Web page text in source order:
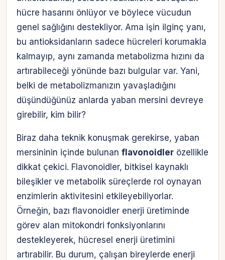
hücre hasarını önlüyor ve böylece vücudun
genel sağlığını destekliyor. Ama işin ilginç yanı,
bu antioksidanların sadece hücreleri korumakla
kalmayıp, aynı zamanda metabolizma hızını da
artırabileceği yönünde bazı bulgular var. Yani,
belki de metabolizmanızın yavaşladığını
düşündüğünüz anlarda yaban mersini devreye
girebilir, kim bilir?
Biraz daha teknik konuşmak gerekirse, yaban
mersininin içinde bulunan flavonoidler özellikle
dikkat çekici. Flavonoidler, bitkisel kaynaklı
bileşikler ve metabolik süreçlerde rol oynayan
enzimlerin aktivitesini etkileyebiliyorlar.
Örneğin, bazı flavonoidler enerji üretiminde
görev alan mitokondri fonksiyonlarını
destekleyerek, hücresel enerji üretimini
artırabilir. Bu durum, çalışan bireylerde enerji